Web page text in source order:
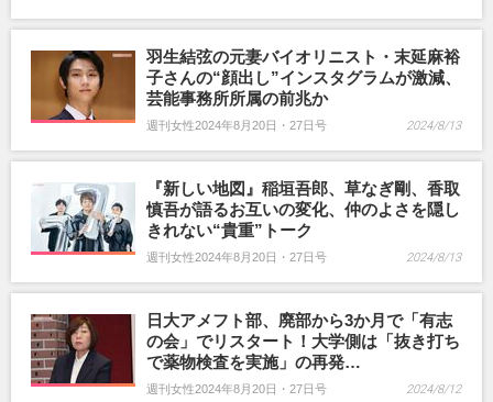
羽生結弦の元妻バイオリニスト・末延麻裕
子さんの“顔出し”インスタグラムが激減、
芸能事務所所属の前兆か
週刊女性2024年8月20日・27日号 2024/8/13
『新しい地図』稲垣吾郎、草なぎ剛、香取
慎吾が語るお互いの変化、仲のよさを隠し
きれない“貴重”トーク
週刊女性2024年8月20日・27日号 2024/8/13
日大アメフト部、廃部から3か月で「有志
の会」でリスタート！大学側は「抜き打ち
で薬物検査を実施」の再発…
週刊女性2024年8月20日・27日号 2024/8/12